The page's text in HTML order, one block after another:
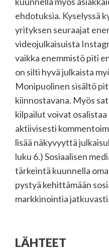
ehdotuksia. Kyselyssä
yrityksen seuraajat
videojulkaisuista
vaikka enemmistö piti
on silti hyvä julkaista
Monipuolinen sisältö
kiinnostavana. Myös
kilpailut voivat osalistaa
aktiivisesti
lisää näkyvyyttä
luku 6.) Sosiaalisen
tärkeintä kuunnella
pystyä kehittämään
markkinointia
LÄHTEET